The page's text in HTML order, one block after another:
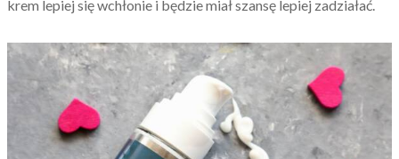
krem lepiej się wchłonie i będzie miał szansę lepiej zadziałać.